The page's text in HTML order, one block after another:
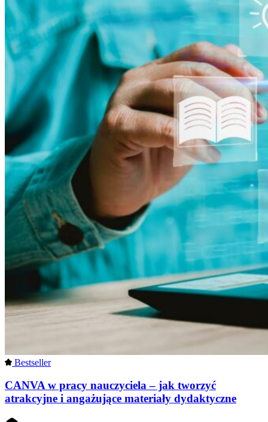
Bestseller
CANVA w pracy nauczyciela – jak tworzyć
atrakcyjne i angażujące materiały dydaktyczne